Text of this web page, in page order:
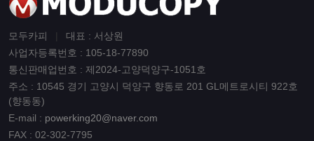
모두카피
대표 : 서상원
사업자등록번호 : 105-18-77890
통신판매업번호 : 제2024-고양덕양구-1051호
주소 : 10545 경기 고양시 덕양구 향동로 201 GL메트로시티 922호
(향동동)
E-mail : powerking20@naver.com
FAX : 02-302-7795